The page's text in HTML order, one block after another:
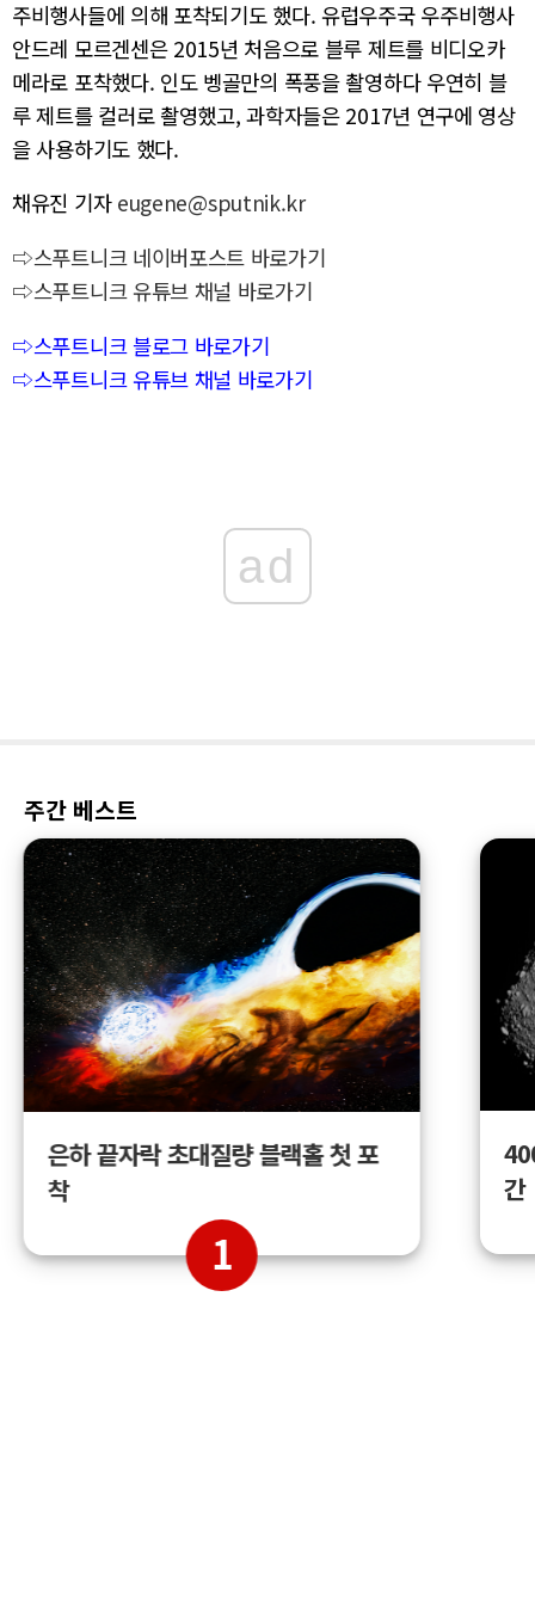
주비행사들에 의해 포착되기도 했다. 유럽​​우주국 우주비행사
안드레 모르겐센은 2015년 처음으로 블루 제트를 비디오카
메라로 포착했다. 인도 벵골만의 폭풍을 촬영하다 우연히 블
루 제트를 컬러로 촬영했고, 과학자들은 2017년 연구에 영상
을 사용하기도 했다.
채유진 기자 eugene@sputnik.kr
⇨스푸트니크 네이버포스트 바로가기
⇨스푸트니크 유튜브 채널 바로가기
⇨스푸트니크 블로그 바로가기
⇨스푸트니크 유튜브 채널 바로가기
ad
주간 베스트
은하 끝자락 초대질량 블랙홀 첫 포
착
1
간